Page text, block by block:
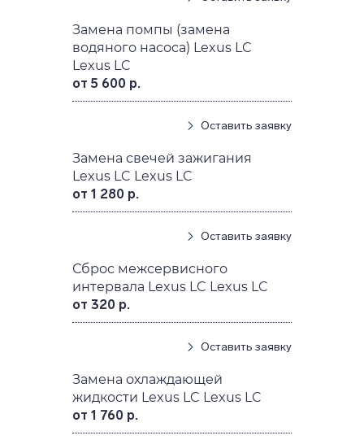
Замена помпы (замена
водяного насоса) Lexus LC
Lexus LC
от 5 600 р.
Оставить заявку
Замена свечей зажигания
Lexus LC Lexus LC
от 1 280 р.
Оставить заявку
Сброс межсервисного
интервала Lexus LC Lexus LC
от 320 р.
Оставить заявку
Замена охлаждающей
жидкости Lexus LC Lexus LC
от 1 760 р.